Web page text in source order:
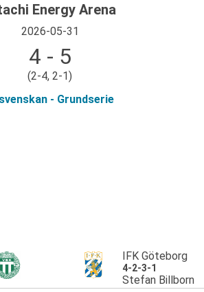
Energy Arena
2026-05-31
4 - 5
(2-4, 2-1)
- Grundserie
IFK Göteborg
4-2-3-1
Stefan Billborn